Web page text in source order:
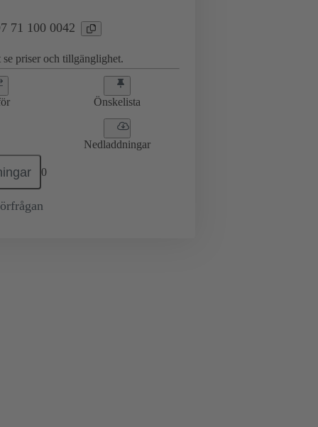
71 100 0042
priser och tillgänglighet.
Önskelista
Nedladdningar
0